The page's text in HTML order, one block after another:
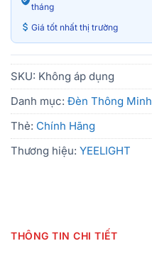
tháng
Giá tốt nhất thị trường
SKU: Không áp dụng
Danh mục: Đèn Thông Minh
Thẻ: Chính Hãng
Thương hiệu: YEELIGHT
THÔNG TIN CHI TIẾT